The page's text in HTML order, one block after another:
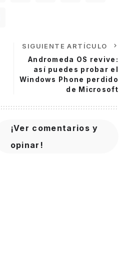
SIGUIENTE ARTÍCULO
Andromeda OS revive:
así puedes probar el
Windows Phone perdido
de Microsoft
¡Ver comentarios y
opinar!